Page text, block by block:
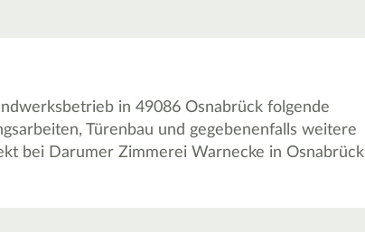
in 49086 Osnabrück folgende
Türenbau und gegebenenfalls weitere
bei Darumer Zimmerei Warnecke in Osnabrück